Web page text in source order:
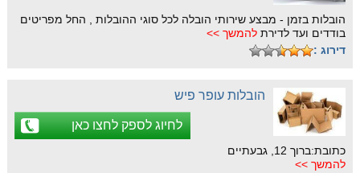
הובלות בזמן - מבצע שירותי הובלה לכל סוגי ההובלות , החל מפריטים
בודדים ועד לדירת להמשך >>
דירוג :
הובלות עופר פיש
לחיוג לספק לחצו כאן
כתובת:ברוך 12, גבעתיים
להמשך >>